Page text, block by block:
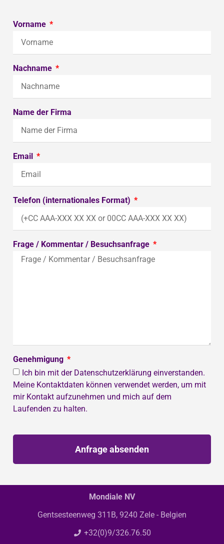
Vorname
Nachname
Name der Firma
Email
Telefon (internationales Format)
Frage / Kommentar / Besuchsanfrage
Genehmigung
Ich bin mit der Datenschutzerklärung einverstanden.
Meine Kontaktdaten können verwendet werden, um mit
mir Kontakt aufzunehmen und mich auf dem
Laufenden zu halten.
Anfrage absenden
Mondiale NV
Gentsesteenweg 311B, 9240 Zele - Belgien
+32(0)9/326.76.50